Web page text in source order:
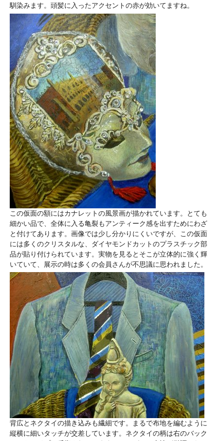
馴染みます。頭髪に入ったアクセントの赤が効いてますね。
この仮面の額にはカナレットの風景画が描かれています。とても
細かい品で、全体に入る亀裂もアンティーク感を出すためにわざ
と付けてあります。画像では少し分かりにくいですが、この仮面
には多くのクリスタルな、ダイヤモンドカットのプラスチック部
品が貼り付けられています。実物を見るとそこが立体的に強く輝
いていて、展示の時は多くの会員さんが不思議に思われました。
背広とネクタイの描き込みも繊細です。まるで布地を編むように
縦横に細いタッチが交差しています。ネクタイの柄は右のバック